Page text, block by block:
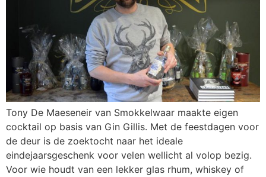
Tony De Maeseneir van Smokkelwaar maakte eigen
cocktail op basis van Gin Gillis. Met de feestdagen voor
de deur is de zoektocht naar het ideale
eindejaarsgeschenk voor velen wellicht al volop bezig.
Voor wie houdt van een lekker glas rhum, whiskey of